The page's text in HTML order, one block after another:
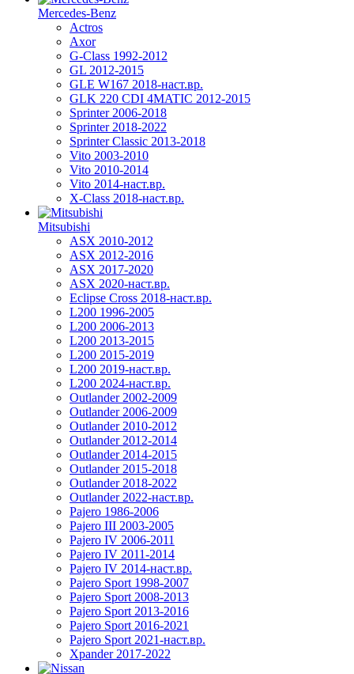
Mercedes-Benz
Actros
Axor
G-Class 1992-2012
GL 2012-2015
GLE W167 2018-наст.вр.
GLK 220 CDI 4MATIC 2012-2015
Sprinter 2006-2018
Sprinter 2018-2022
Sprinter Classic 2013-2018
Vito 2003-2010
Vito 2010-2014
Vito 2014-наст.вр.
X-Class 2018-наст.вр.
Mitsubishi
ASX 2010-2012
ASX 2012-2016
ASX 2017-2020
ASX 2020-наст.вр.
Eclipse Cross 2018-наст.вр.
L200 1996-2005
L200 2006-2013
L200 2013-2015
L200 2015-2019
L200 2019-наст.вр.
L200 2024-наст.вр.
Outlander 2002-2009
Outlander 2006-2009
Outlander 2010-2012
Outlander 2012-2014
Outlander 2014-2015
Outlander 2015-2018
Outlander 2018-2022
Outlander 2022-наст.вр.
Pajero 1986-2006
Pajero III 2003-2005
Pajero IV 2006-2011
Pajero IV 2011-2014
Pajero IV 2014-наст.вр.
Pajero Sport 1998-2007
Pajero Sport 2008-2013
Pajero Sport 2013-2016
Pajero Sport 2016-2021
Pajero Sport 2021-наст.вр.
Xpander 2017-2022